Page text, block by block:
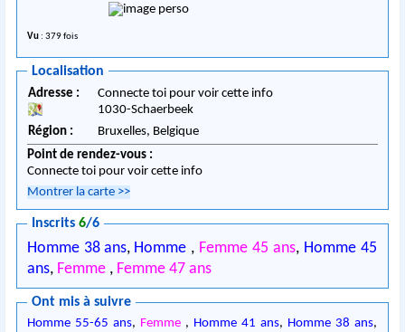
Vu : 379 fois
Localisation
Adresse :
Connecte toi pour voir cette info
1030-Schaerbeek
Région :
Bruxelles, Belgique
Point de rendez-vous :
Connecte toi pour voir cette info
Montrer la carte >>
Inscrits6/6
Homme 38 ans, Homme , Femme 45 ans, Homme 45
ans, Femme , Femme 47 ans
Ont mis à suivre
Homme 55-65 ans, Femme , Homme 41 ans, Homme 38 ans,